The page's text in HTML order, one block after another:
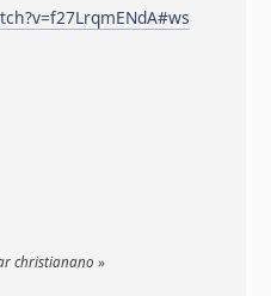
christianano »